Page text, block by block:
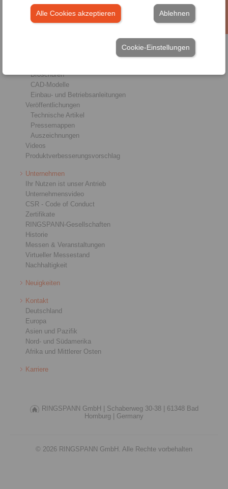
Alle Cookies akzeptieren Ablehnen
Cookie-Einstellungen
RCS® Fernbetätigungen
Branchen
Broschüren
CAD-Modelle
Einbau- und Betriebsanleitungen
Veröffentlichungen
Technische Artikel
Pressemappen
Auszeichnungen
Videos
Produktverbesserungsvorschlag
Unternehmen
Ihr Nutzen ist unser Antrieb
Unternehmensvideo
CSR - Code of Conduct
Zertifikate
RINGSPANN-Gesellschaften
Historie
Messen & Veranstaltungen
Virtueller Messestand
Nachhaltigkeit
Neuigkeiten
Kontakt
Deutschland
Europa
Asien und Pazifik
Nord- und Südamerika
Afrika und Mittlerer Osten
Karriere
RINGSPANN GmbH | Schaberweg 30-38 |
61348 Bad
Homburg |
Germany
© 2026 RINGSPANN GmbH. Alle Rechte vorbehalten